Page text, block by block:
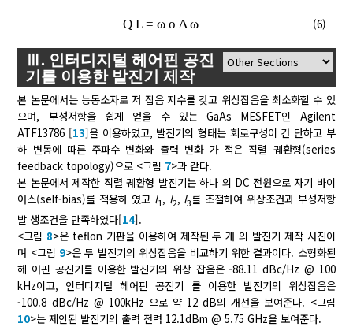
Q L = ω o Δ ω (6)
Ⅲ. 인터디지털 헤어핀 공진
기를 이용한 발진기 제작
본 논문에서는 능동소자로 저 잡음 지수를 갖고 위상잡음을 최소화할 수 있
으며, 부성저항을 쉽게 얻을 수 있는 GaAs MESFET인 Agilent
ATF13786 [13]을 이용하였고, 발진기의 형태는 회로구성이 간 단하고 부
하 변동에 따른 주파수 변화와 출력 변화 가 적은 직렬 궤환형(series
feedback topology)으로 <그림 7>과 같다.
본 논문에서 제작한 직렬 궤환형 발진기는 하나 의 DC 전원으로 자기 바이
어스(self-bias)를 적용하 였고 l1, l2, l3를 조절하여 위상조건과 부성저항
발 생조건을 만족하였다[14].
<그림 8>은 teflon 기판을 이용하여 제작된 두 개 의 발진기 제작 사진이
며 <그림 9>은 두 발진기의 위상잡음을 비교하기 위한 결과이다. 소형화된
헤 어핀 공진기를 이용한 발진기의 위상 잡음은 -88.11 dBc/Hz @ 100
kHz이고, 인터디지털 헤어핀 공진기 를 이용한 발진기의 위상잡음은
-100.8 dBc/Hz @ 100kHz 으로 약 12 dB의 개선을 보여준다. <그림
10>는 제안된 발진기의 출력 전력 12.1dBm @ 5.75 GHz을 보여준다.